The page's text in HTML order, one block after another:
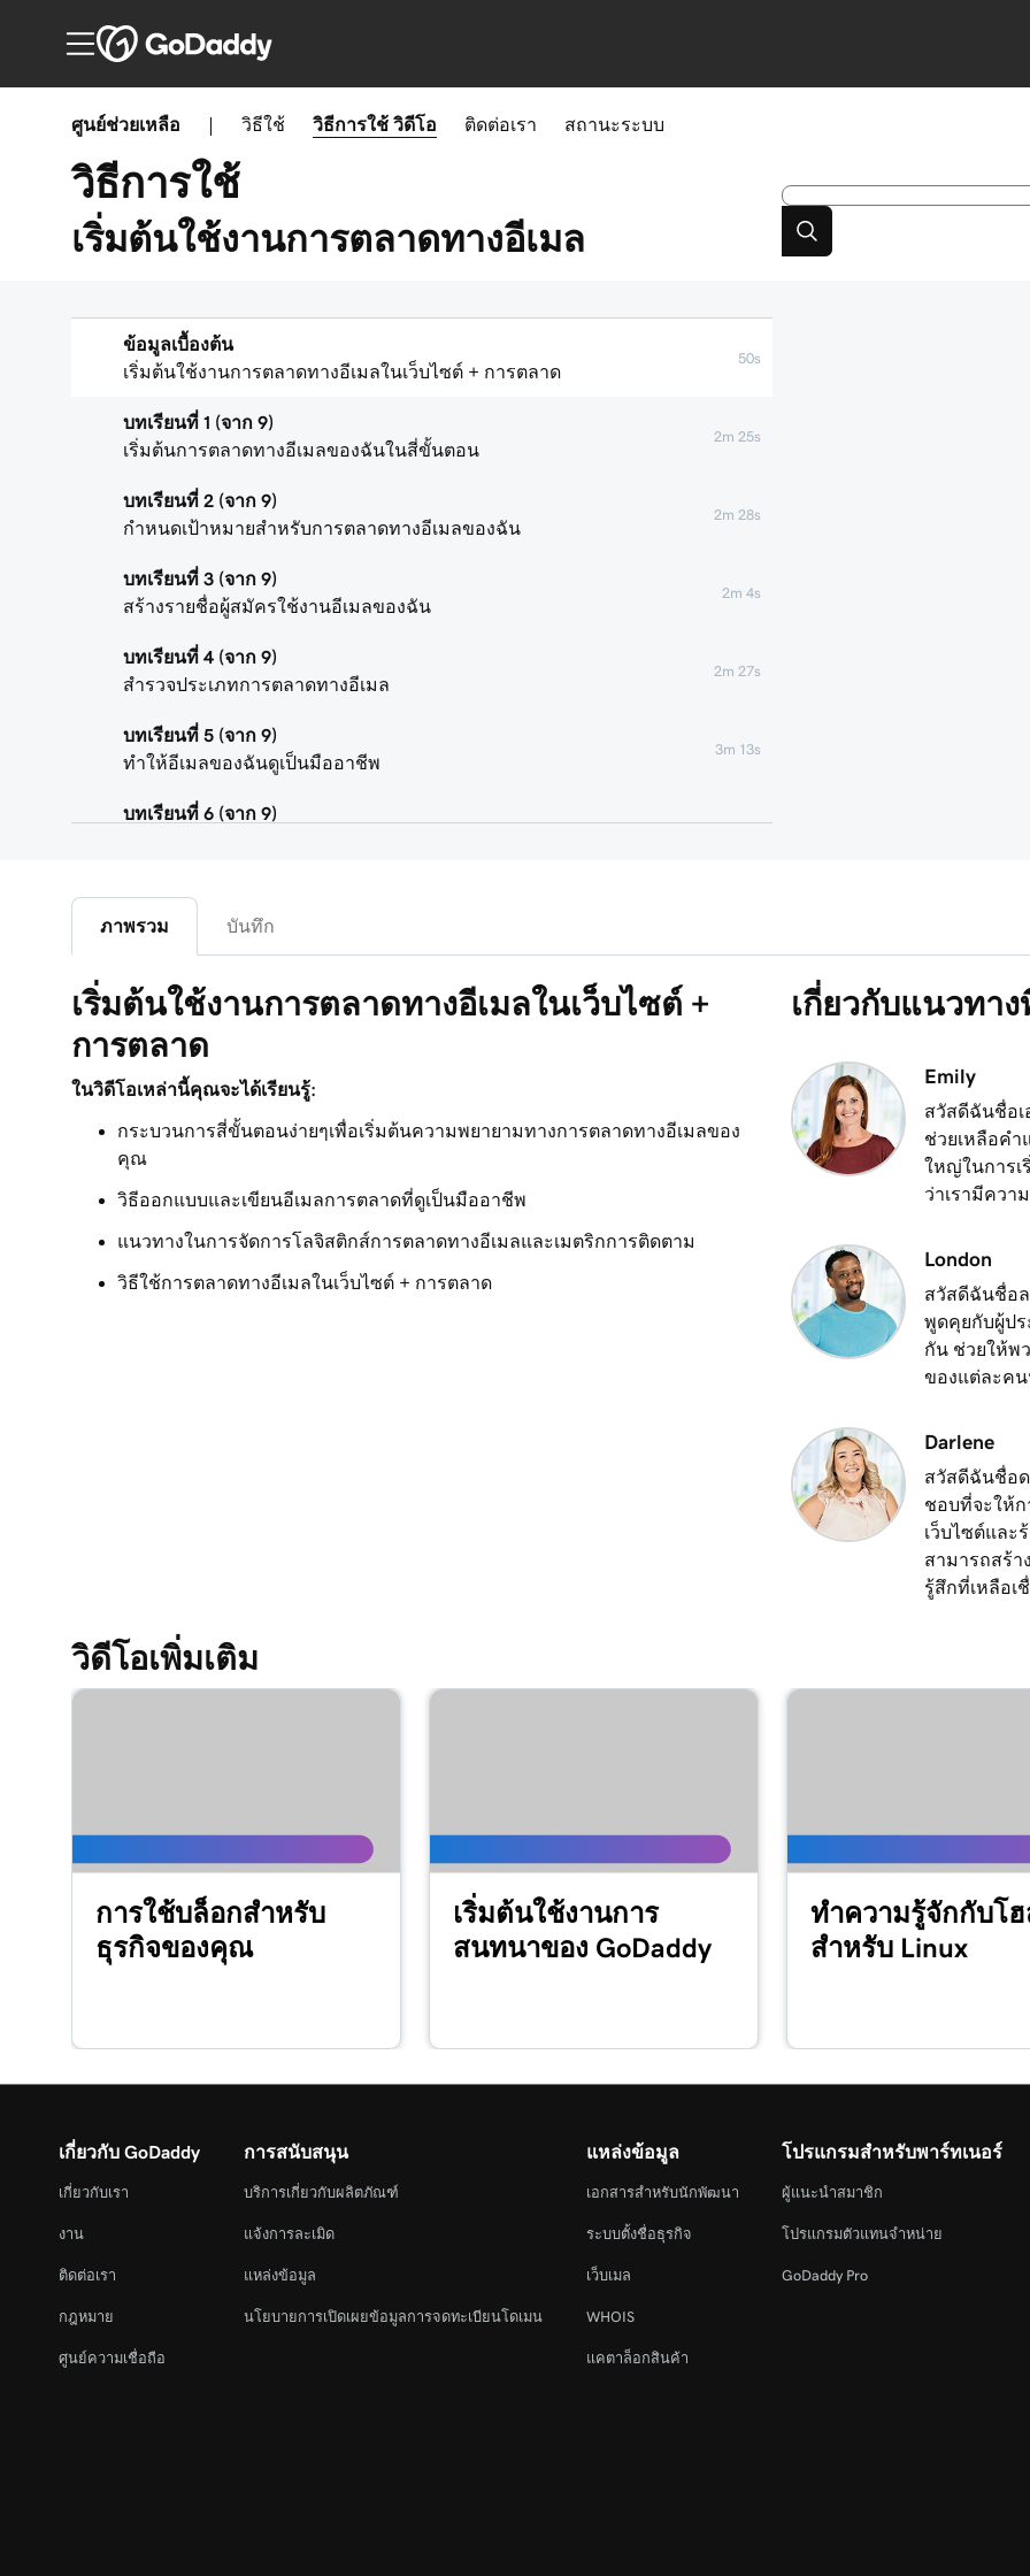
ศูนย์ช่วยเหลือ วิธีใช้ วิธีการใช้ วิดีโอ ติดต่อเรา สถานะระบบ
วิธีการใช้
เริ่มต้นใช้งานการตลาดทางอีเมล
ข้อมูลเบื้องต้น
เริ่มต้นใช้งานการตลาดทางอีเมลในเว็บไซต์ + การตลาด
50s
บทเรียนที่ 1 (จาก 9)
เริ่มต้นการตลาดทางอีเมลของฉันในสี่ขั้นตอน
2m 25s
บทเรียนที่ 2 (จาก 9)
กำหนดเป้าหมายสำหรับการตลาดทางอีเมลของฉัน
2m 28s
บทเรียนที่ 3 (จาก 9)
สร้างรายชื่อผู้สมัครใช้งานอีเมลของฉัน
2m 4s
บทเรียนที่ 4 (จาก 9)
สำรวจประเภทการตลาดทางอีเมล
2m 27s
บทเรียนที่ 5 (จาก 9)
ทำให้อีเมลของฉันดูเป็นมืออาชีพ
3m 13s
บทเรียนที่ 6 (จาก 9)
2m 49s
สร้างแคมเปญการตลาดทางอีเมล
สร้างและส่งแคมเปญทางอีเมล
บทเรียนที่ 9 (จาก 9)
การติดตามและวิเคราะห์ประสิทธิภาพอีเมลของคุณ
ภาพรวม บันทึก
เริ่มต้นใช้งานการตลาดทางอีเมลในเว็บไซต์ +
การตลาด
ในวิดีโอเหล่านี้คุณจะได้เรียนรู้:
กระบวนการสี่ขั้นตอนง่ายๆเพื่อเริ่มต้นความพยายามทางการตลาดทางอีเมลของ
คุณ
วิธีออกแบบและเขียนอีเมลการตลาดที่ดูเป็นมืออาชีพ
แนวทางในการจัดการโลจิสติกส์การตลาดทางอีเมลและเมตริกการติดตาม
วิธีใช้การตลาดทางอีเมลในเว็บไซต์ + การตลาด
เกี่ยวกับแนวทา
Emily
สวัสดีฉันชื่อเ
ช่วยเหลือคำ
ใหญ่ในการเ
ว่าเรามีควา
London
สวัสดีฉันชื่อล
พูดคุยกับผู้ป
กัน ช่วยให้พว
ของแต่ละค
Darlene
สวัสดีฉันชื่อด
ชอบที่จะให้
เว็บไซต์และ
สามารถสร้า
รู้สึกที่เหลือเ
วิดีโอเพิ่มเติม
การใช้บล็อกสำหรับ
ธุรกิจของคุณ
เริ่มต้นใช้งานการ
สนทนาของ GoDaddy
ทำความรู้จักกับโฮ
สำหรับ Linux
เกี่ยวกับ GoDaddy
เกี่ยวกับเรา
งาน
ติดต่อเรา
กฎหมาย
ศูนย์ความเชื่อถือ
การสนับสนุน
บริการเกี่ยวกับผลิตภัณฑ์
แจ้งการละเมิด
แหล่งข้อมูล
นโยบายการเปิดเผยข้อมูลการจดทะเบียนโดเมน
แหล่งข้อมูล
เอกสารสำหรับนักพัฒนา
ระบบตั้งชื่อธุรกิจ
เว็บเมล
WHOIS
แคตาล็อกสินค้า
โปรแกรมสำหรับพาร์ทเนอร์
ผู้แนะนำสมาชิก
โปรแกรมตัวแทนจำหน่าย
GoDaddy Pro